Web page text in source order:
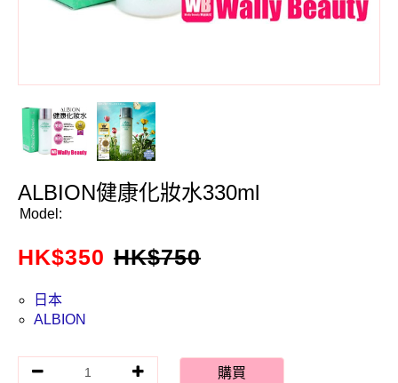
ALBION健康化妝水330ml
Model:
HK$350 HK$750
日本
ALBION
購買